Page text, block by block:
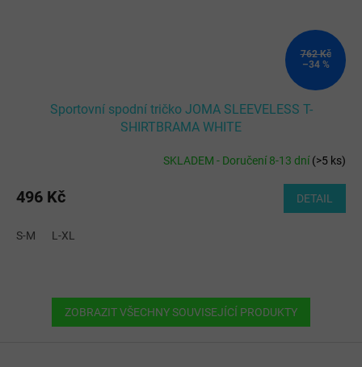
762 Kč
–34 %
Sportovní spodní tričko JOMA SLEEVELESS T-
SHIRTBRAMA WHITE
SKLADEM - Doručení 8-13 dní(>5 ks)
496 Kč DETAIL
S-M L-XL
ZOBRAZIT VŠECHNY SOUVISEJÍCÍ PRODUKTY